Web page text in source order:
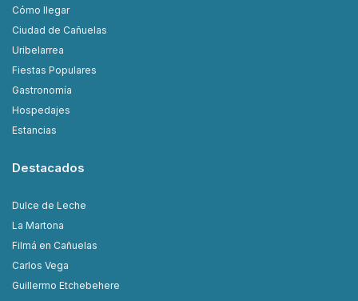
Cómo llegar
Ciudad de Cañuelas
Uribelarrea
Fiestas Populares
Gastronomía
Hospedajes
Estancias
Destacados
Dulce de Leche
La Martona
Filmá en Cañuelas
Carlos Vega
Guillermo Etchebehere